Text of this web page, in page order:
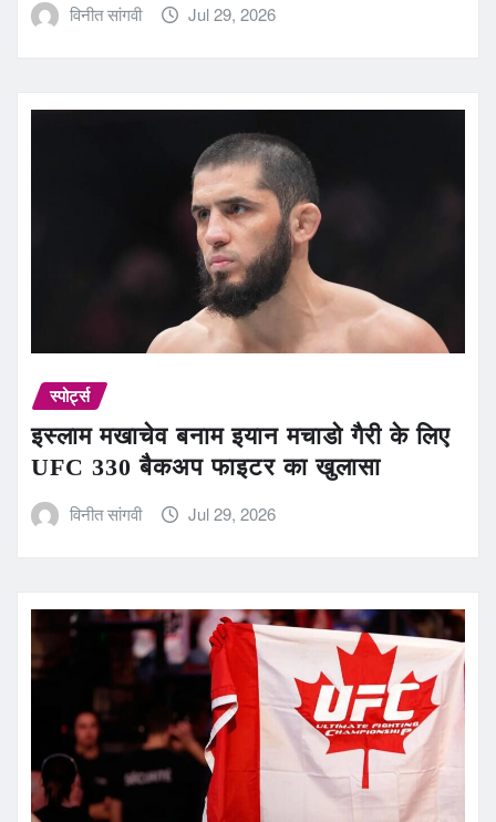
विनीत सांगवी Jul 29, 2026
स्पोर्ट्स
इस्लाम मखाचेव बनाम इयान मचाडो गैरी के लिए
UFC 330 बैकअप फाइटर का खुलासा
विनीत सांगवी Jul 29, 2026